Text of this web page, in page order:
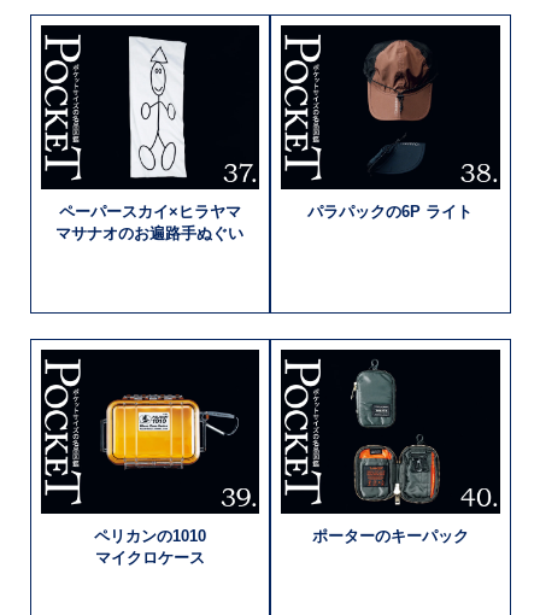
ペーパースカイ× ヒラヤマ
マサナオのお遍路手ぬぐい
パラパックの6P ライト
ペリカンの1010
マイクロケース
ポーターのキーパック